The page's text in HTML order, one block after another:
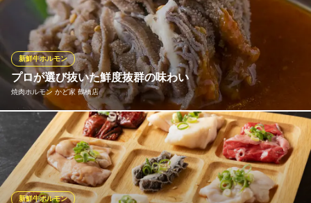
ワっと焼き上げる自慢のホルモンはまさに絶品。リピーターも続
出のやみつき間違いなしのおいしさです♪当店のホルモンは冷凍は
していません。なので、日によっては売り切れる部位もございま
す！お早目にお越しください♪
ホルモン肉問屋 小川商店 鶴橋店
美味しいお肉といえば
大阪メトロ千日前線鶴橋駅 徒歩1分
大阪府大阪市天王寺区舟橋町18-5
プロが選び抜いた鮮度抜群の味わい
焼肉ホルモン かど家 鶴橋店
新鮮牛ホルモン
コリコリとした独特の食感を楽しむ国産せんまい。鮮度抜群の品
質自慢だからこそご提供できる逸品で、さっぱりした味わいが人
気。コク深く、濃厚な旨味の自家製黒味噌タレと相性抜群です。
店独自ブレンドの塩で食すのもグルメなお客様におすすめ。生ビ
ールやハイボールのアテにうってつけの一皿です。
新鮮牛ホルモン